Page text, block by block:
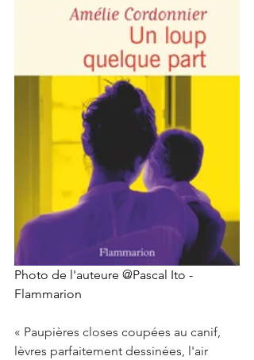
Photo de l'auteure @Pascal Ito -
Flammarion
« Paupières closes coupées au canif,
lèvres parfaitement dessinées, l'air